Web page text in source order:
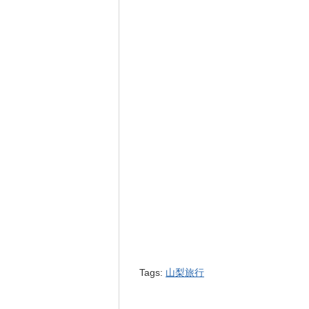
Tags: 山梨旅行